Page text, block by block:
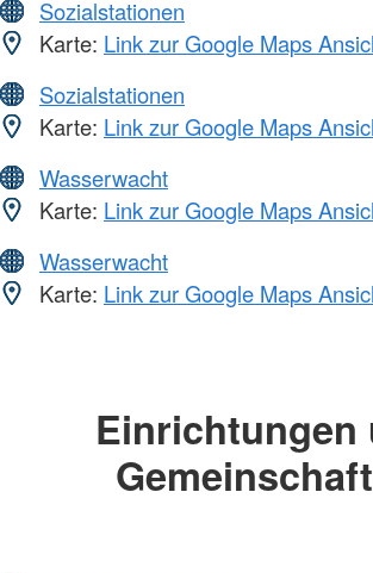
Sozialstationen
Karte: Link zur Google Maps
Sozialstationen
Karte: Link zur Google Maps
Wasserwacht
Karte: Link zur Google Maps
Wasserwacht
Karte: Link zur Google Maps
Einrichtungen